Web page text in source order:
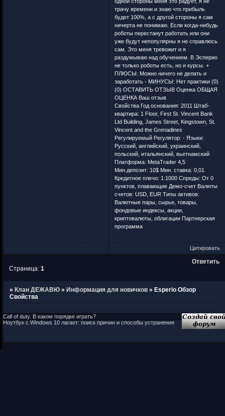
Свойства Год основания: 2011 Штаб-
квартира: 1 Floor, First St. Vincent Bank
Ltd Building, James Street, Kingstown, St.
Vincent and the Grenadines
Регулируемый Регулятор: - Языки:
Русский, английский, украинский,
польский, итальянский, вьетнамский
Платформа: MetaTrader 4,5
Мин.депозит: 10$ Мин. ставка: 0,01
Кредитное плечо: 1:1000 Спреды: От 0
пунктов, плавающие Демо-счет Валюты
счетов: USD, EUR Типы активов:
Валютные пары, сырье, товары,
фондовые индексы, акции,
криптовалюты, облигации Партнерская
программа
Цитировать
Ответить
Страница:1
»Клан ДЕЖАВЮ »Информация для новичков »Esperio Обзор
Свойства
Call of duty. В каком порядке играть?
Ноутбук с Windows 10 лагает: поиск причин и способы устранения